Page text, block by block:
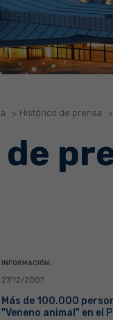
Histórico de prensa
INFORMACIÓN:
27/12/2007
Más de 100.000
"Veneno animal" en el